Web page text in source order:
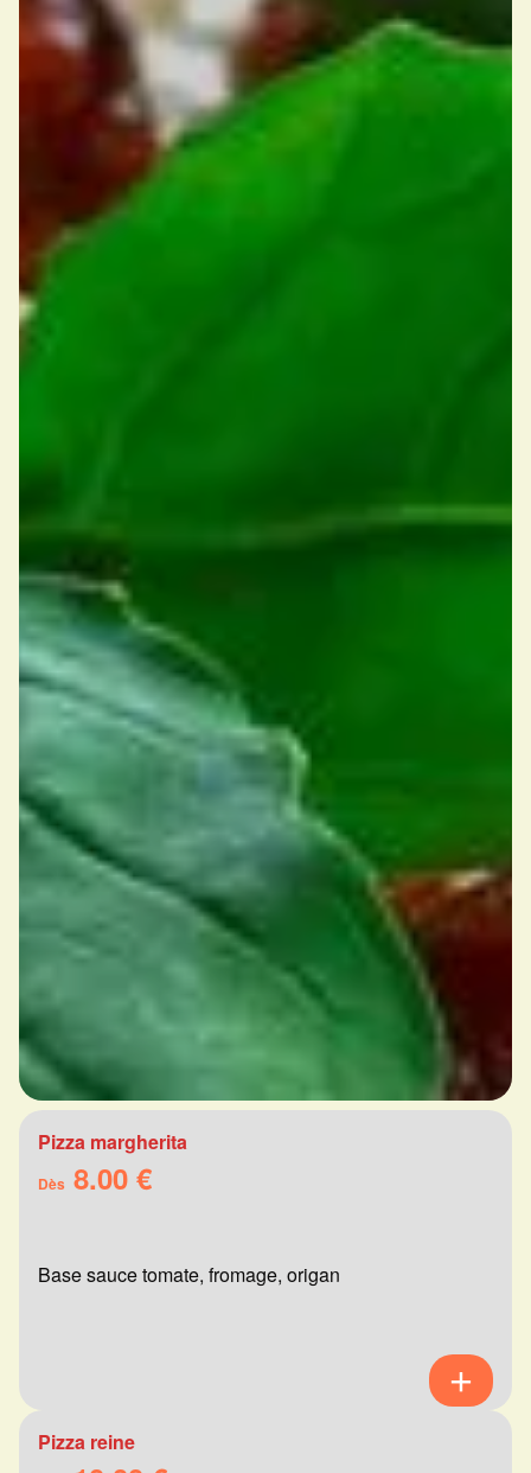
Pizza margherita
Dès 8.00 €
Base sauce tomate, fromage, origan
Pizza reine